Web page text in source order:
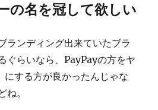
の名を冠して欲しい
ランディング出来ていたブラ
ぐらいなら、PayPayの方をヤ
にする方が良かったんじゃな
ね。